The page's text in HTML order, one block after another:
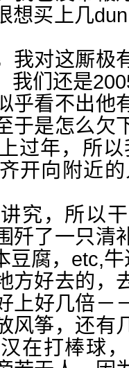
想买上几dun
对这厮极
我们还是
乎看不出他
于是怎么欠
过年，所
开向附近
，所以干
歼了一只清
豆腐，etc,
好去的，
上好几倍－
风筝，还有
在打棒球